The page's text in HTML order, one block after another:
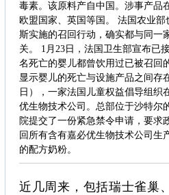
毒素。该原料产自中国。涉事产品
欧盟国家、英国等国。 法国农业部
斯实施的召回行动，确实都与同一
关。 1月23日，法国卫生部宣布已
名死亡的婴儿都曾饮用过已被召回
显示婴儿的死亡与设施产品之间存
日），一家法国儿童权益倡导组织
优生物技术公司。总部位于沙特尔
院提交了一份紧急禁令申请，要求
回所有含有嘉必优生物技术公司生
的配方奶粉。
近几周来，包括瑞士雀巢